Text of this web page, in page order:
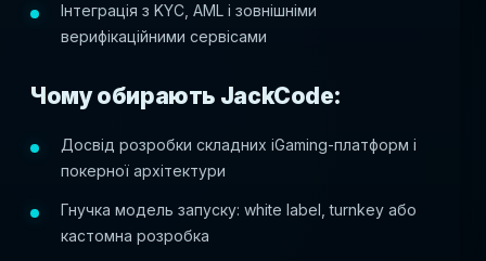
Інтеграція з KYC, AML і зовнішніми
верифікаційними сервісами
Чому обирають JackCode:
Досвід розробки складних iGaming-платформ і
покерної архітектури
Гнучка модель запуску: white label, turnkey або
кастомна розробка